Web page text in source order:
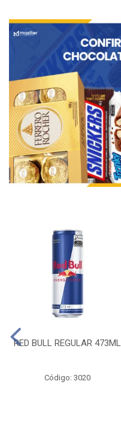
RED BULL REGULAR 473ML
Código: 3020